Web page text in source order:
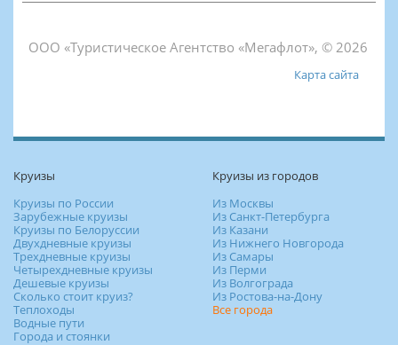
ООО «Туристическое Агентство «Мегафлот», © 2026
Карта сайта
Круизы
Круизы по России
Зарубежные круизы
Круизы по Белоруссии
Двухдневные круизы
Трехдневные круизы
Четырехдневные круизы
Дешевые круизы
Сколько стоит круиз?
Теплоходы
Водные пути
Города и стоянки
Круизы из городов
Из Москвы
Из Санкт-Петербурга
Из Казани
Из Нижнего Новгорода
Из Самары
Из Перми
Из Волгограда
Из Ростова-на-Дону
Все города